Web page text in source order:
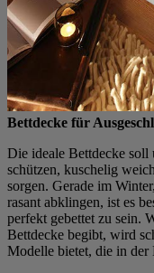
Bettdecke für
Die ideale Bettdecke soll
schützen, kuschelig
sorgen. Gerade im
rasant abklingen, ist es
perfekt gebettet zu sein.
Bettdecke begibt, wird
Modelle bietet, die in der